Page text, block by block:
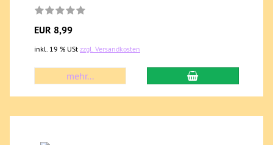
EUR 8,99
inkl. 19 % USt zzgl. Versandkosten
mehr...